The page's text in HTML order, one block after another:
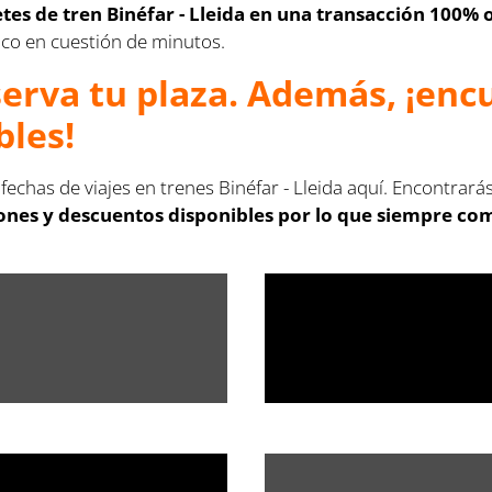
de tren Binéfar - Lleida en una transacción 100%
en cuestión de minutos.
tu plaza. Además,
de viajes en trenes Binéfar - Lleida aquí.
y descuentos disponibles por lo que siempre